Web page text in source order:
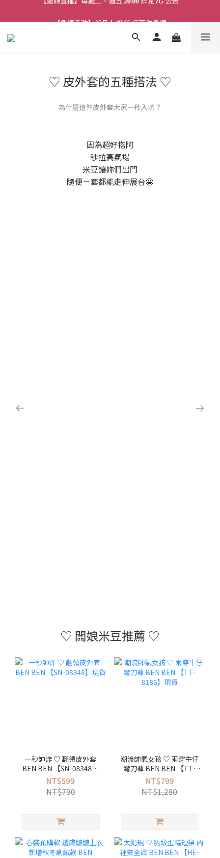
【免運活動】新品上架 ♡ 任兩件免運
【客服時段】平日 𝟏𝟎:𝟎𝟎 - 𝟏𝟕:𝟎𝟎 (例假日公休 敬請見諒)
♡ 皮外套的五種搭法 ♡
為什麼這件皮外套大家一秒入坑？
因為超好搭阿
秒拉高氣場
米豆讓妳們出門
隨便ㄧ套都能走伸展台🤩
♡ 闆娘米豆推薦 ♡
一秒帥炸 ♡ 翻領皮外套
BEN BEN 【SN-08348】
現貨
NT$599
NT$790
潮流帥氣女孩 ♡ 兩穿牛仔
彎刀褲 BEN BEN 【TT-
8186】現貨
NT$799
NT$1,280